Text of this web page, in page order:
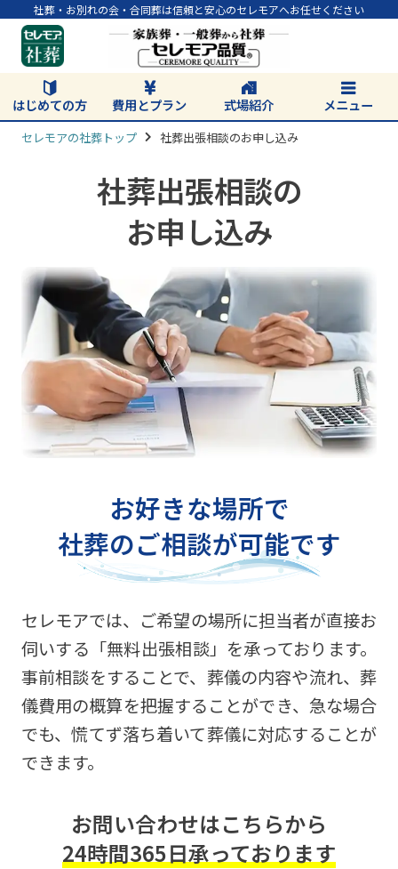
社葬・お別れの会・合同葬は信頼と安心のセレモアへお任せください
はじめての方 費用とプラン 式場紹介 メニュー
セレモアの社葬トップ 社葬出張相談のお申し込み
社葬出張相談の
お申し込み
お好きな場所で
社葬のご相談が可能です
セレモアでは、ご希望の場所に担当者が直接お
伺いする「無料出張相談」を承っております。
事前相談をすることで、葬儀の内容や流れ、葬
儀費用の概算を把握することができ、急な場合
でも、慌てず落ち着いて葬儀に対応することが
できます。
お問い合わせはこちらから
24時間365日承っております